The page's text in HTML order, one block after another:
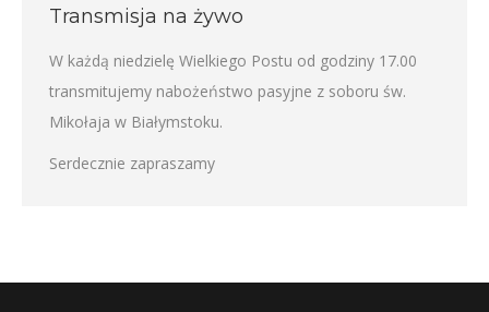
Transmisja na żywo
W każdą niedzielę Wielkiego Postu od godziny 17.00
transmitujemy nabożeństwo pasyjne z soboru św.
Mikołaja w Białymstoku.
Serdecznie zapraszamy